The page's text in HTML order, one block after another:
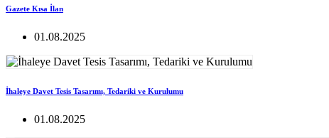
Gazete Kısa İlan
01.08.2025
İhaleye Davet Tesis Tasarımı, Tedariki ve Kurulumu
01.08.2025